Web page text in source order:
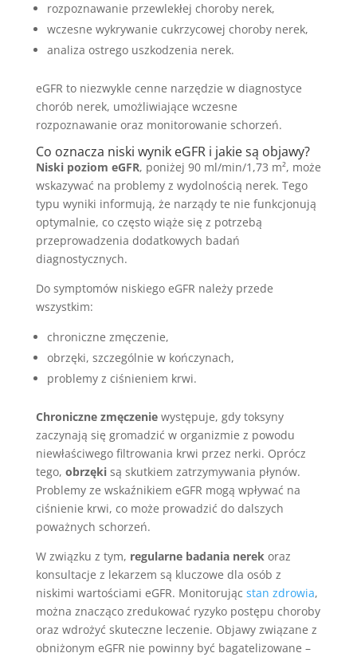
rozpoznawanie przewlekłej choroby nerek,
wczesne wykrywanie cukrzycowej choroby nerek,
analiza ostrego uszkodzenia nerek.
eGFR to niezwykle cenne narzędzie w diagnostyce
chorób nerek, umożliwiające wczesne
rozpoznawanie oraz monitorowanie schorzeń.
Co oznacza niski wynik eGFR i jakie są objawy?
Niski poziom eGFR, poniżej 90 ml/min/1,73 m², może
wskazywać na problemy z wydolnością nerek. Tego
typu wyniki informują, że narządy te nie funkcjonują
optymalnie, co często wiąże się z potrzebą
przeprowadzenia dodatkowych badań
diagnostycznych.
Do symptomów niskiego eGFR należy przede
wszystkim:
chroniczne zmęczenie,
obrzęki, szczególnie w kończynach,
problemy z ciśnieniem krwi.
Chroniczne zmęczeniewystępuje, gdy toksyny
zaczynają się gromadzić w organizmie z powodu
niewłaściwego filtrowania krwi przez nerki. Oprócz
tego, obrzękisą skutkiem zatrzymywania płynów.
Problemy ze wskaźnikiem eGFR mogą wpływać na
ciśnienie krwi, co może prowadzić do dalszych
poważnych schorzeń.
W związku z tym, regularne badania nerek oraz
konsultacje z lekarzem są kluczowe dla osób z
niskimi wartościami eGFR. Monitorując stan zdrowia,
można znacząco zredukować ryzyko postępu choroby
oraz wdrożyć skuteczne leczenie. Objawy związane z
obniżonym eGFR nie powinny być bagatelizowane –